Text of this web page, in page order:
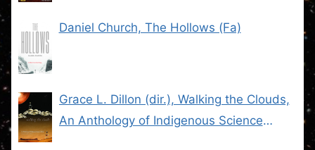
Daniel Church, The Hollows (Fa)
Grace L. Dillon (dir.), Walking the Clouds,
An Anthology of Indigenous Science